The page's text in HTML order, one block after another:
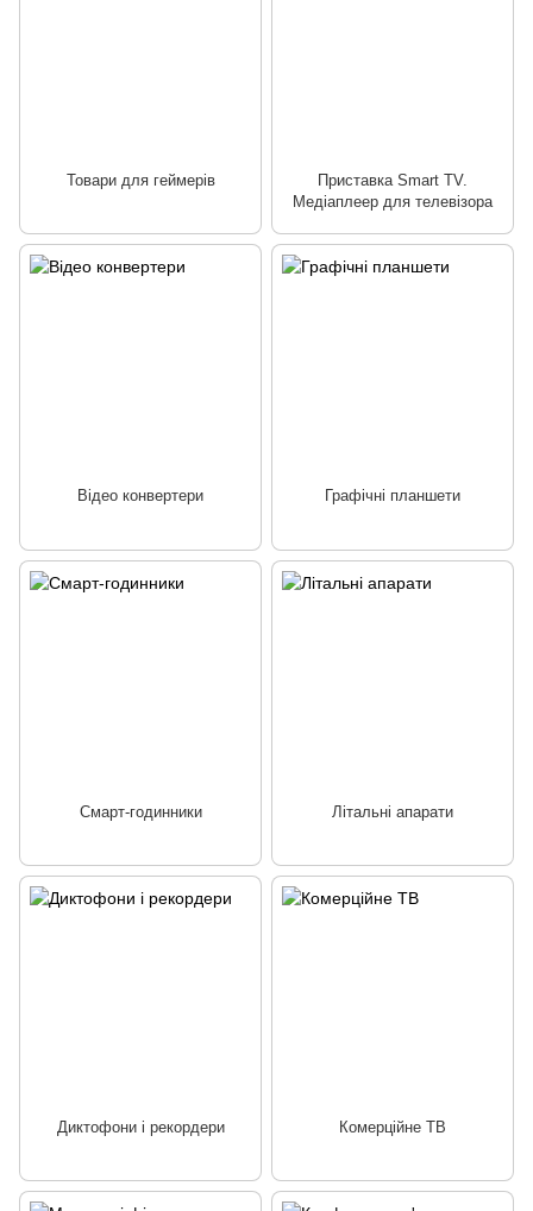
Товари для геймерів
Приставка Smart TV.
Медіаплеер для телевізора
Відео конвертери Графічні планшети
Смарт-годинники Літальні апарати
Диктофони і рекордери Комерційне ТВ